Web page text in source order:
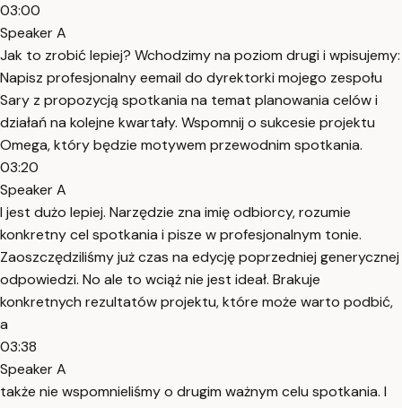
03:00
Speaker A
Jak to zrobić lepiej? Wchodzimy na poziom drugi i wpisujemy:
Napisz profesjonalny eemail do dyrektorki mojego zespołu
Sary z propozycją spotkania na temat planowania celów i
działań na kolejne kwartały. Wspomnij o sukcesie projektu
Omega, który będzie motywem przewodnim spotkania.
03:20
Speaker A
I jest dużo lepiej. Narzędzie zna imię odbiorcy, rozumie
konkretny cel spotkania i pisze w profesjonalnym tonie.
Zaoszczędziliśmy już czas na edycję poprzedniej generycznej
odpowiedzi. No ale to wciąż nie jest ideał. Brakuje
konkretnych rezultatów projektu, które może warto podbić,
a
03:38
Speaker A
także nie wspomnieliśmy o drugim ważnym celu spotkania. I